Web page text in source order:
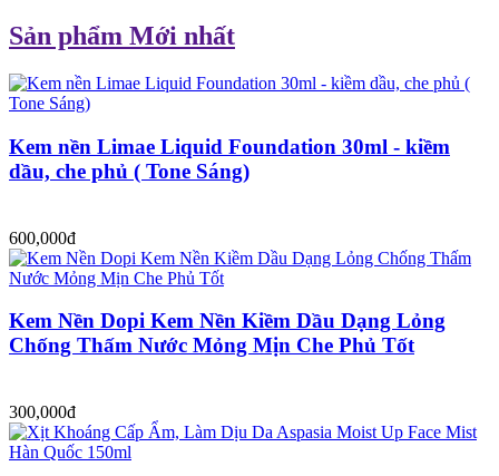
Sản phẩm Mới nhất
Kem nền Limae Liquid Foundation 30ml - kiềm
dầu, che phủ ( Tone Sáng)
600,000đ
Kem Nền Dopi Kem Nền Kiềm Dầu Dạng Lỏng
Chống Thấm Nước Mỏng Mịn Che Phủ Tốt
300,000đ